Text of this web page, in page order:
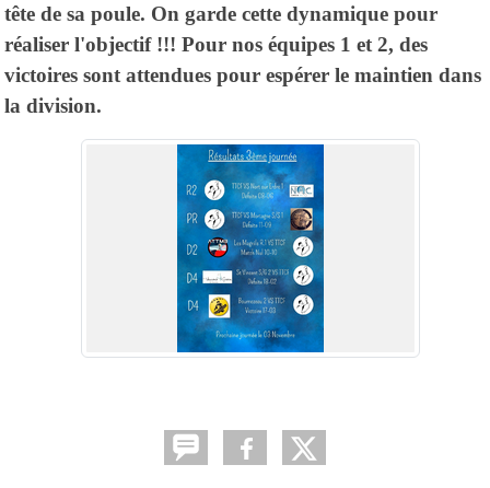
tête de sa poule. On garde cette dynamique pour
réaliser l'objectif !!! Pour nos équipes 1 et 2, des
victoires sont attendues pour espérer le maintien dans
la division.